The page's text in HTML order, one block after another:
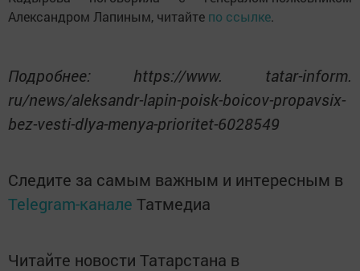
Александром Лапиным, читайте по ссылке.
Подробнее: https://www. tatar-inform.
ru/news/aleksandr-lapin-poisk-boicov-propavsix-
bez-vesti-dlya-menya-prioritet-6028549
Следите за самым важным и интересным в
Telegram-канале Татмедиа
Читайте новости Татарстана в